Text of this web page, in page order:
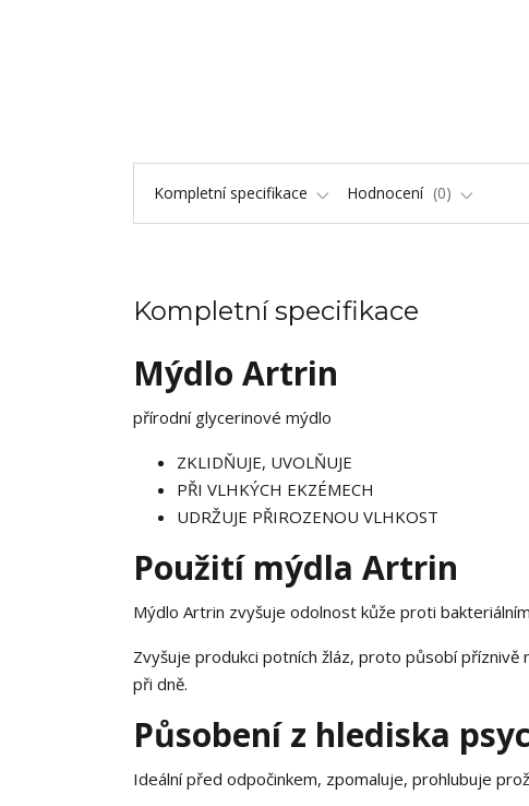
Kompletní specifikace Hodnocení 0
Kompletní specifikace
Mýdlo Artrin
přírodní glycerinové mýdlo
ZKLIDŇUJE, UVOLŇUJE
PŘI VLHKÝCH EKZÉMECH
UDRŽUJE PŘIROZENOU VLHKOST
Použití mýdla Artrin
Mýdlo Artrin zvyšuje odolnost kůže proti
Zvyšuje produkci potních žláz, proto působí
při dně.
Působení z hlediska
Ideální před odpočinkem, zpomaluje, prohlubuje